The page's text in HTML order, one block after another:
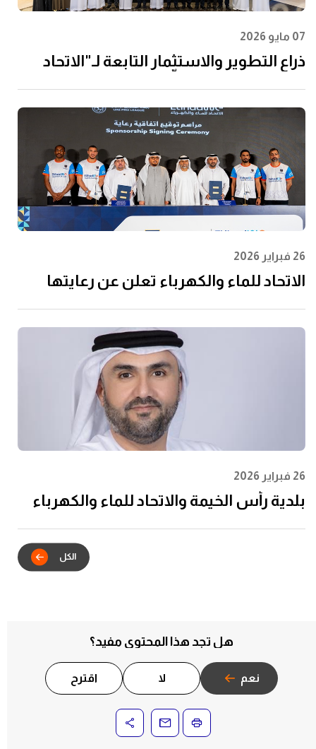
07 مايو 2026
ذراع التطوير والاستثمار التابعة لـ"الاتحاد
الفجيرة للتحلية سعة 60 مليون جالون يوميًا
26 فبراير 2026
الاتحاد للماء والكهرباء تعلن عن رعايتها
26 فبراير 2026
بلدية رأس الخيمة والاتحاد للماء والكهرباء
هل تجد هذا المحتوى مفيد؟
نعم لا اقترح